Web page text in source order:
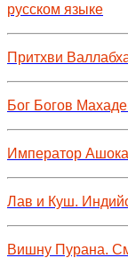
русском языке
Притхви
Бог Богов
Император Ашока
Лав и Куш.
Вишну Пурана.